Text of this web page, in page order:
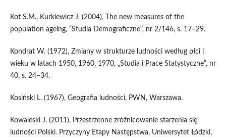
Kot S.M., Kurkiewicz J. (2004), The new measures of the
population ageing, “Studia Demograficzne”, nr 2/146, s. 17–29.
Kondrat W. (1972), Zmiany w strukturze ludności według płci i
wieku w latach 1950, 1960, 1970, „Studia i Prace Statystyczne”, nr
40, s. 24–34.
Kosiński L. (1967), Geografia ludności, PWN, Warszawa.
Kowaleski J. (2011), Przestrzenne zróżnicowanie starzenia się
ludności Polski. Przyczyny Etapy Następstwa, Uniwersytet Łódzki,